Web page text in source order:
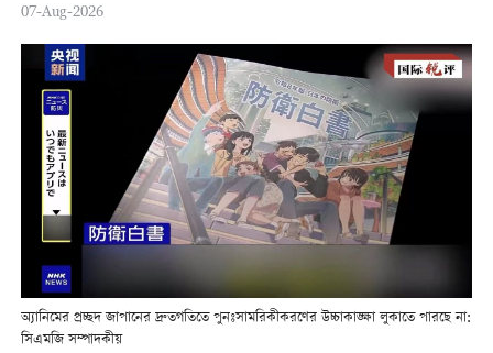
07-Aug-2026
অ্যানিমের প্রচ্ছদ জাপানের দ্রুতগতিতে পুনঃসামরিকীকরণের উচ্চাকাঙ্ক্ষা লুকাতে পারছে না:
সিএমজি সম্পাদকীয়